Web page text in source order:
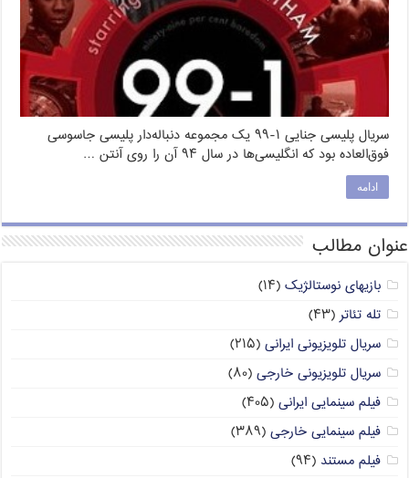
سریال پلیسی جنایی ۱-۹۹ یک مجموعه دنباله‌دار پلیسی جاسوسی
فوق‌العاده بود که انگلیسی‌ها در سال ۹۴ آن را روی آنتن …
ادامه
عنوان مطالب
بازیهای نوستالژیک (۱۴)
تله تئاتر(۴۳)
سریال تلویزیونی ایرانی (۲۱۵)
سریال تلویزیونی خارجی (۸۰)
فیلم سینمایی ایرانی (۴۰۵)
فیلم سینمایی خارجی (۳۸۹)
فیلم مستند (۹۴)